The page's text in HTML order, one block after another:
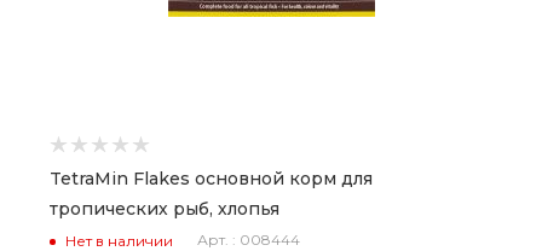
TetraMin Flakes основной корм для
тропических рыб, хлопья
Нет в наличии Арт. : 008444